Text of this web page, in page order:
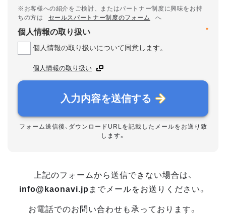
※お客様への紹介をご検討、またはパートナー制度に興味をお持
ちの方は
セールスパートナー制度のフォーム
へ
*
個人情報の取り扱い
個人情報の取り扱いについて同意します。
個人情報の取り扱い
入力内容を送信する
フォーム送信後、ダウンロードURLを記載したメールをお送り致
します。
上記のフォームから送信できない場合は、
info@kaonavi.jp までメールをお送りください。
お電話でのお問い合わせも承っております。